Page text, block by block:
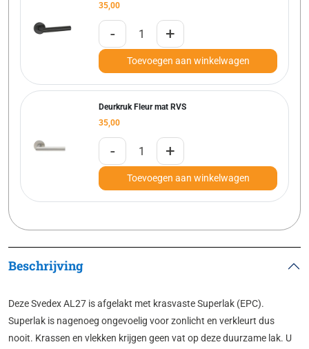
35,00
- +
Toevoegen aan winkelwagen
Deurkruk Fleur mat RVS
35,00
- +
Toevoegen aan winkelwagen
Beschrijving
Deze Svedex AL27 is afgelakt met krasvaste Superlak (EPC).
Superlak is nagenoeg ongevoelig voor zonlicht en verkleurt dus
nooit. Krassen en vlekken krijgen geen vat op deze duurzame lak. U